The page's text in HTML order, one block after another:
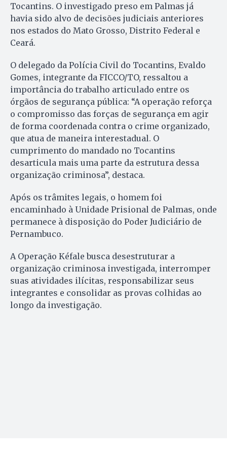
Tocantins. O investigado preso em Palmas já
havia sido alvo de decisões judiciais anteriores
nos estados do Mato Grosso, Distrito Federal e
Ceará.
O delegado da Polícia Civil do Tocantins, Evaldo
Gomes, integrante da FICCO/TO, ressaltou a
importância do trabalho articulado entre os
órgãos de segurança pública: “A operação reforça
o compromisso das forças de segurança em agir
de forma coordenada contra o crime organizado,
que atua de maneira interestadual. O
cumprimento do mandado no Tocantins
desarticula mais uma parte da estrutura dessa
organização criminosa”, destaca.
Após os trâmites legais, o homem foi
encaminhado à Unidade Prisional de Palmas, onde
permanece à disposição do Poder Judiciário de
Pernambuco.
A Operação Kéfale busca desestruturar a
organização criminosa investigada, interromper
suas atividades ilícitas, responsabilizar seus
integrantes e consolidar as provas colhidas ao
longo da investigação.